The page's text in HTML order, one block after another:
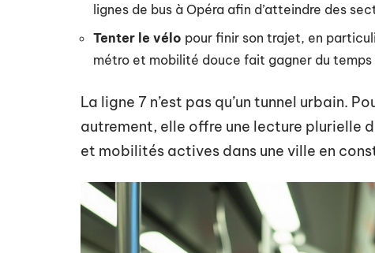
lignes de bus à Opéra afin d’atteindre des
Tenter le vélo pour finir son trajet, en
métro et mobilité douce fait gagner du temps
La ligne 7 n’est pas qu’un tunnel urbain.
autrement, elle offre une lecture plurielle
et mobilités actives dans une ville en